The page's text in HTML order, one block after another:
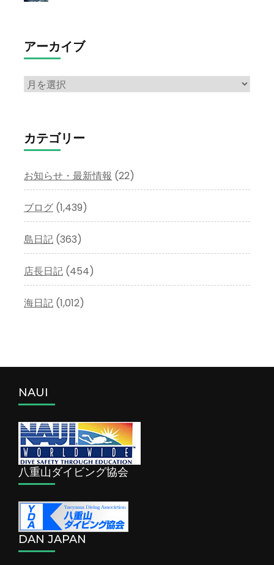
アーカイブ
ア
イ
ブ
カテゴリー
お知らせ・最新情報 (22)
ブログ (1,439)
島日記 (363)
店長日記 (454)
海日記 (1,012)
NAUI
八重山ダイビング協会
DAN JAPAN